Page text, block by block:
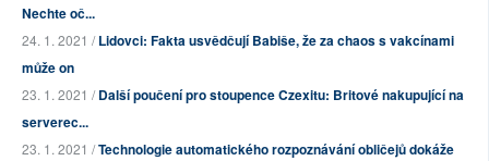
Nechte oč...
24. 1. 2021 /Lidovci: Fakta usvědčují Babiše, že za chaos s vakcínami
může on
23. 1. 2021 /Další poučení pro stoupence Czexitu: Britové nakupující na
serverec...
23. 1. 2021 /Technologie automatického rozpoznávání obličejů dokáže